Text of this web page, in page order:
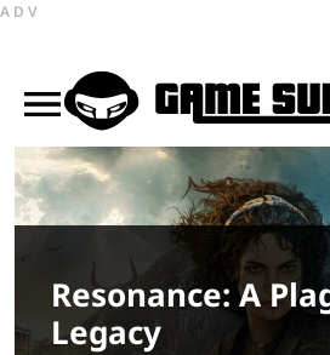
ADV
Resonance: A
Legacy